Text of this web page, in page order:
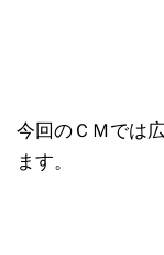
今回のＣＭでは
ます。